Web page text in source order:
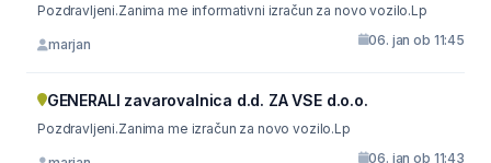
Pozdravljeni.Zanima me informativni izračun za novo vozilo.Lp
marjan 06. jan ob 11:45
GENERALI zavarovalnica d.d. ZA VSE d.o.o.
Pozdravljeni.Zanima me izračun za novo vozilo.Lp
06. jan ob 11:43